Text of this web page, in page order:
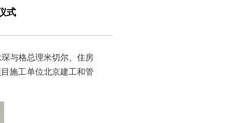
式
与格总理米切尔、住房
施工单位北京建工和管